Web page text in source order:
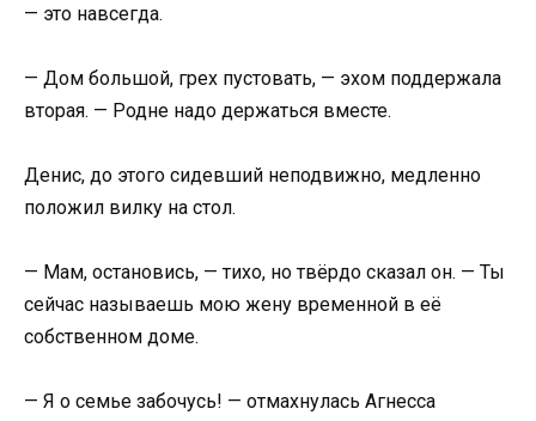
— это навсегда.
— Дом большой, грех пустовать, — эхом поддержала
вторая. — Родне надо держаться вместе.
Денис, до этого сидевший неподвижно, медленно
положил вилку на стол.
— Мам, остановись, — тихо, но твёрдо сказал он. — Ты
сейчас называешь мою жену временной в её
собственном доме.
— Я о семье забочусь! — отмахнулась Агнесса